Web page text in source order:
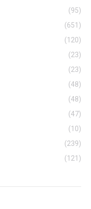
(95)
(651)
(120)
(23)
(23)
(48)
(48)
(47)
(10)
(239)
(121)